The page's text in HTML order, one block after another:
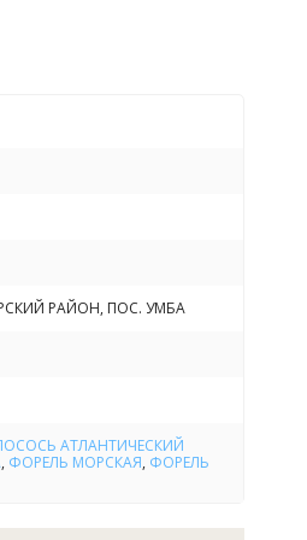
командировок,
а узнать интересные
РАЙОН, ПОС. УМБА
АТЛАНТИЧЕСКИЙ
, ФОРЕЛЬ МОРСКАЯ, ФОРЕЛЬ